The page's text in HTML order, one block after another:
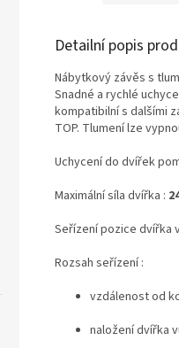
Detailní popis
Nábytkový závěs s
Snadné a rychlé
kompatibilní s dalšími
TOP. Tlumení lze
Uchycení do dvířek
Maximální síla dvířka :
Seřízení pozice dvířka
Rozsah seřízení :
vzdálenost od
naložení dvířka